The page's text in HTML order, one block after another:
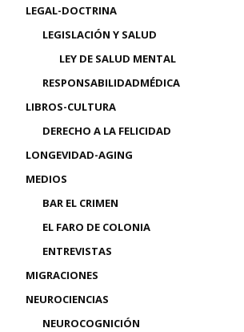
LEGAL-DOCTRINA
LEGISLACIÓN Y SALUD
LEY DE SALUD MENTAL
RESPONSABILIDADMÉDICA
LIBROS-CULTURA
DERECHO A LA FELICIDAD
LONGEVIDAD-AGING
MEDIOS
BAR EL CRIMEN
EL FARO DE COLONIA
ENTREVISTAS
MIGRACIONES
NEUROCIENCIAS
NEUROCOGNICIÓN